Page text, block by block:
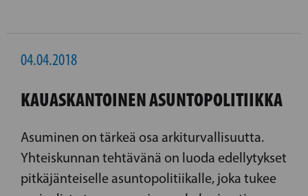
04.04.2018
KAUASKANTOINEN ASUNTOPOLITIIKKA
Asuminen on tärkeä osa arkiturvallisuutta.
Yhteis­kunnan tehtävänä on luoda edellytykset
pitkäjänteiselle asuntopolitiikalle, joka tukee